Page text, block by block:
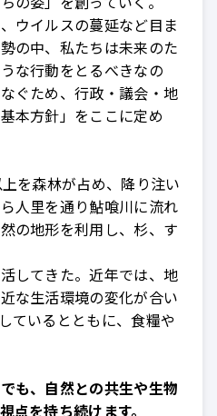
ウイルスの蔓延など目ま
の中、私たちは未来のた
な行動をとるべきなの
ぐため、行政・議会・地
本方針」をここに定め
を森林が占め、降り注い
人里を通り鮎喰川に流れ
の地形を利用し、杉、す
してきた。近年では、地
な生活環境の変化が合い
ているとともに、食糧や
も、自然との共生や生物
点を持ち続けます。